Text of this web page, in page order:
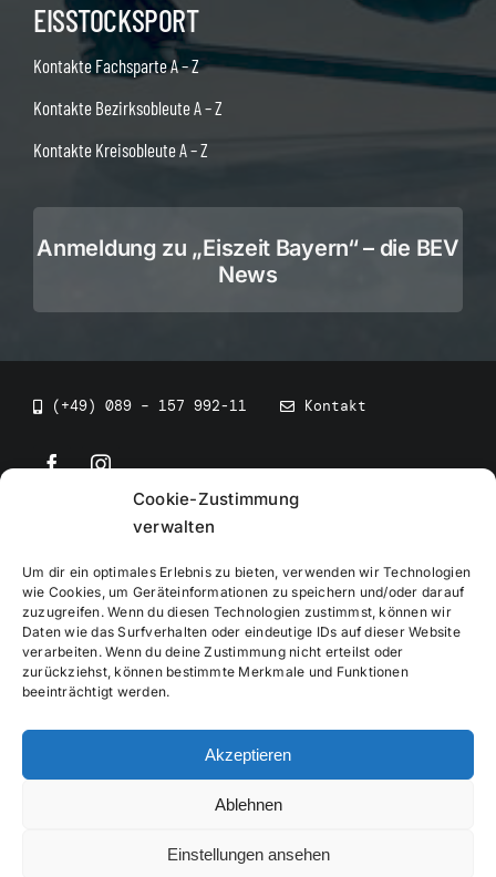
Cookie-Zustimmung
verwalten
Um dir ein optimales Erlebnis zu bieten, verwenden wir Technologien
wie Cookies, um Geräteinformationen zu speichern und/oder darauf
zuzugreifen. Wenn du diesen Technologien zustimmst, können wir
Daten wie das Surfverhalten oder eindeutige IDs auf dieser Website
verarbeiten. Wenn du deine Zustimmung nicht erteilst oder
zurückziehst, können bestimmte Merkmale und Funktionen
beeinträchtigt werden.
Akzeptieren
Ablehnen
Einstellungen ansehen
EISSTOCKSPORT
Kontakte Fachsparte A – Z
Kontakte Bezirksobleute A – Z
Kontakte Kreisobleute A – Z
Anmeldung zu „Eiszeit Bayern“ – die BEV
News
(+49) 089 – 157 992-11 Kontakt
• BEV Bayerischer Eissportverband
Impressum
Datenschutzerklärung